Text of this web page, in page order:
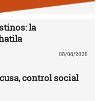
la
08/08/2026
control social